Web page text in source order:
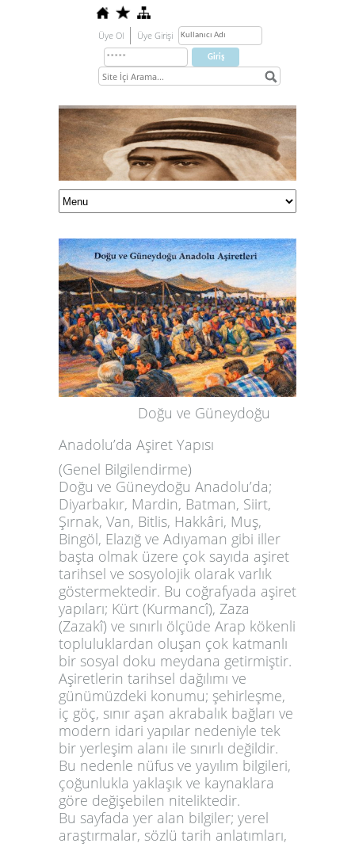
Üye Ol Üye Girişi
Doğu ve Güneydoğu
Anadolu’da Aşiret Yapısı
(Genel Bilgilendirme)
Doğu ve Güneydoğu Anadolu’da;
Diyarbakır, Mardin, Batman, Siirt,
Şırnak, Van, Bitlis, Hakkâri, Muş,
Bingöl, Elazığ ve Adıyaman gibi iller
başta olmak üzere çok sayıda aşiret
tarihsel ve sosyolojik olarak varlık
göstermektedir. Bu coğrafyada aşiret
yapıları; Kürt (Kurmancî), Zaza
(Zazakî) ve sınırlı ölçüde Arap kökenli
topluluklardan oluşan çok katmanlı
bir sosyal doku meydana getirmiştir.
Aşiretlerin tarihsel dağılımı ve
günümüzdeki konumu; şehirleşme,
iç göç, sınır aşan akrabalık bağları ve
modern idari yapılar nedeniyle tek
bir yerleşim alanı ile sınırlı değildir.
Bu nedenle nüfus ve yayılım bilgileri,
çoğunlukla yaklaşık ve kaynaklara
göre değişebilen niteliktedir.
Bu sayfada yer alan bilgiler; yerel
araştırmalar, sözlü tarih anlatımları,